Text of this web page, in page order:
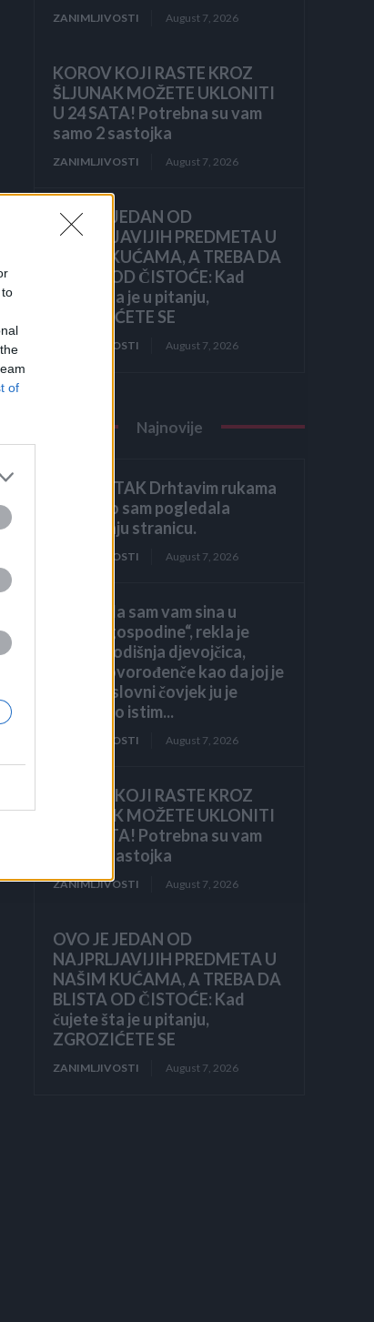
of
ZANIMLJIVOSTI August 7, 2026
KOROV KOJI RASTE KROZ
ŠLJUNAK MOŽETE UKLONITI
U 24 SATA! Potrebna su vam
samo 2 sastojka
ZANIMLJIVOSTI August 7, 2026
OVO JE JEDAN OD
NAJPRLJAVIJIH PREDMETA U
NAŠIM KUĆAMA, A TREBA DA
BLISTA OD ČISTOĆE: Kad
čujete šta je u pitanju,
ZGROZIĆETE SE
ZANIMLJIVOSTI August 7, 2026
Najnovije
ZAVRŠETAK Drhtavim rukama
ponovno sam pogledala
posljednju stranicu.
ZANIMLJIVOSTI August 7, 2026
„Pronašla sam vam sina u
smeću, gospodine“, rekla je
sedmogodišnja djevojčica,
grleći novorođenče kao da joj je
brat. Poslovni čovjek ju je
pogledao istim...
ZANIMLJIVOSTI August 7, 2026
KOROV KOJI RASTE KROZ
ŠLJUNAK MOŽETE UKLONITI
U 24 SATA! Potrebna su vam
samo 2 sastojka
ZANIMLJIVOSTI August 7, 2026
OVO JE JEDAN OD
NAJPRLJAVIJIH PREDMETA U
NAŠIM KUĆAMA, A TREBA DA
BLISTA OD ČISTOĆE: Kad
čujete šta je u pitanju,
ZGROZIĆETE SE
ZANIMLJIVOSTI August 7, 2026